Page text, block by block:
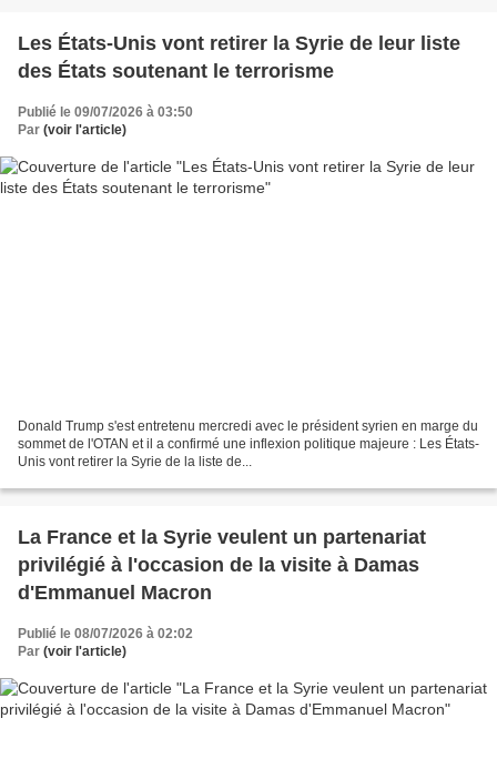
Les États-Unis vont retirer la Syrie de leur liste
des États soutenant le terrorisme
Publié le 09/07/2026 à 03:50
Par (voir l'article)
Donald Trump s'est entretenu mercredi avec le président syrien en marge du
sommet de l'OTAN et il a confirmé une inflexion politique majeure : Les États-
Unis vont retirer la Syrie de la liste de...
La France et la Syrie veulent un partenariat
privilégié à l'occasion de la visite à Damas
d'Emmanuel Macron
Publié le 08/07/2026 à 02:02
Par (voir l'article)